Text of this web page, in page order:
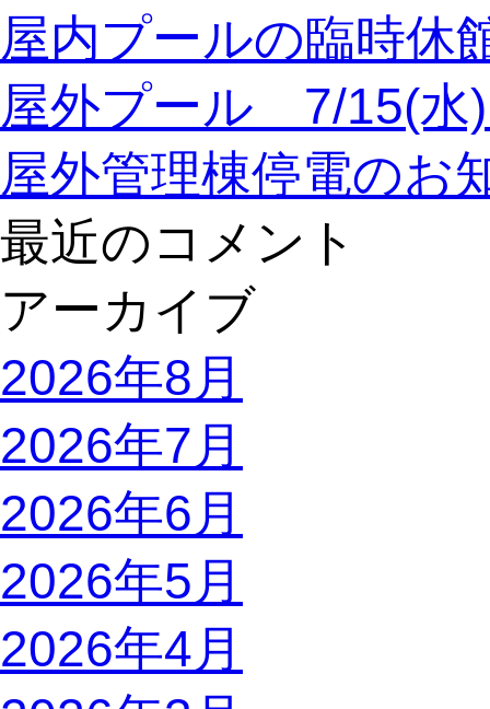
屋内プールの臨時休
屋外プール 7/15(水
屋外管理棟停電のお
最近のコメント
アーカイブ
2026年8月
2026年7月
2026年6月
2026年5月
2026年4月